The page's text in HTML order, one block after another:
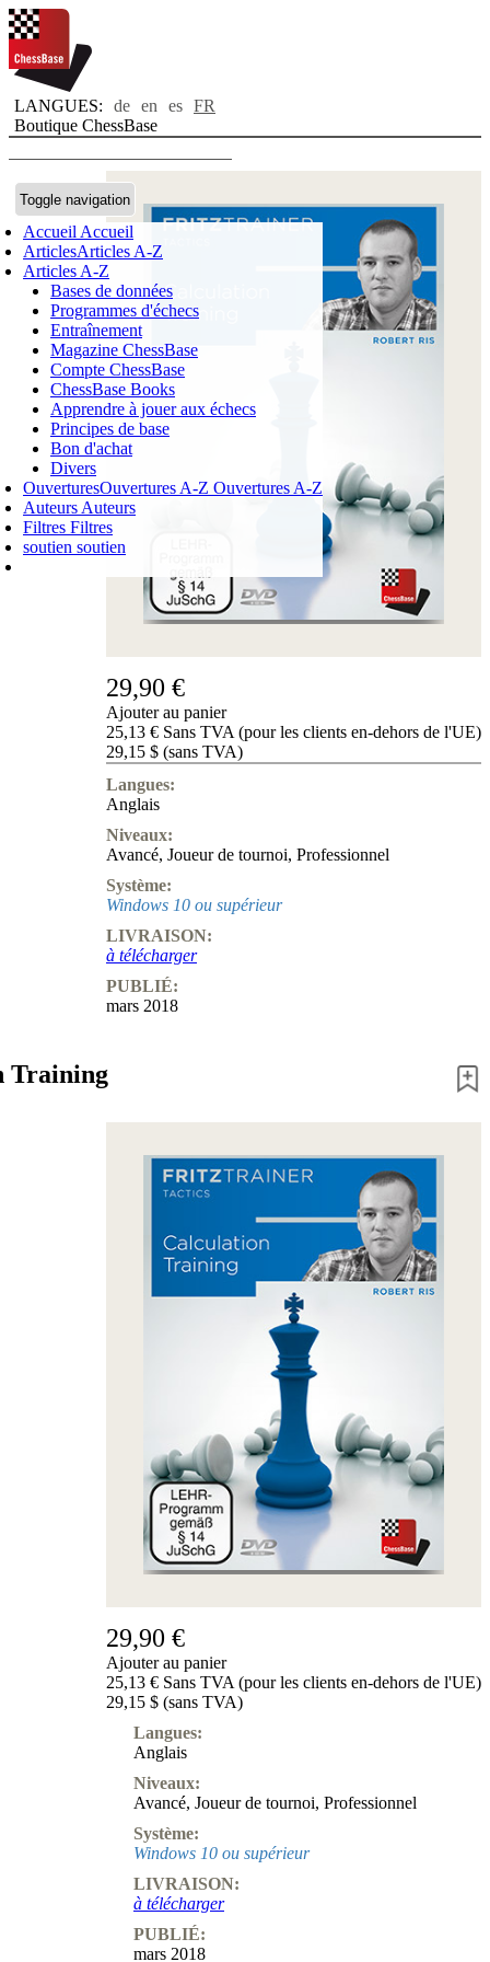
LANGUES: de en es FR
Boutique ChessBase
Toggle navigation
Accueil Accueil
ArticlesArticles A-Z
Articles A-Z
Bases de données
Programmes d'échecs
Entraînement
Magazine ChessBase
Compte ChessBase
ChessBase Books
Apprendre à jouer aux échecs
Principes de base
Bon d'achat
Divers
OuverturesOuvertures A-Z Ouvertures A-Z
Auteurs Auteurs
Filtres Filtres
soutien soutien
Login
PANIER D'ACHATS
0ARTICLE
29,90 €
Ajouter au panier
25,13 € Sans TVA (pour les clients en-dehors de l'UE)
29,15 $ (sans TVA)
Langues:
Anglais
Niveaux:
Avancé, Joueur de tournoi, Professionnel
Système:
Windows 10 ou supérieur
LIVRAISON:
à télécharger
PUBLIÉ:
mars 2018
Training
29,90 €
Ajouter au panier
25,13 € Sans TVA (pour les clients en-dehors de l'UE)
29,15 $ (sans TVA)
Langues:
Anglais
Niveaux:
Avancé, Joueur de tournoi, Professionnel
Système:
Windows 10 ou supérieur
LIVRAISON:
à télécharger
PUBLIÉ:
mars 2018